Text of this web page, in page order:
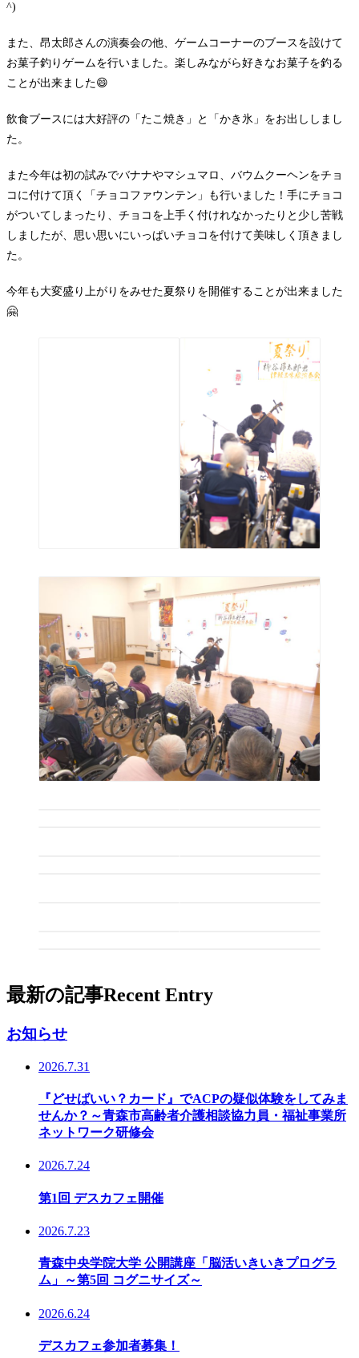
^)
また、昂太郎さんの演奏会の他、ゲームコーナーのブースを設けて
お菓子釣りゲームを行いました。楽しみながら好きなお菓子を釣る
ことが出来ました😄
飲食ブースには大好評の「たこ焼き」と「かき氷」をお出ししまし
た。
また今年は初の試みでバナナやマシュマロ、バウムクーヘンをチョ
コに付けて頂く「チョコファウンテン」も行いました！手にチョコ
がついてしまったり、チョコを上手く付けれなかったりと少し苦戦
しましたが、思い思いにいっぱいチョコを付けて美味しく頂きまし
た。
今年も大変盛り上がりをみせた夏祭りを開催することが出来ました
🤗
最新の記事Recent Entry
お知らせ
2026.7.31
『どせばいい？カード』でACPの疑似体験をしてみま
せんか？～青森市高齢者介護相談協力員・福祉事業所
ネットワーク研修会
2026.7.24
第1回 デスカフェ開催
2026.7.23
青森中央学院大学 公開講座「脳活いきいきプログラ
ム」～第5回 コグニサイズ～
2026.6.24
デスカフェ参加者募集！